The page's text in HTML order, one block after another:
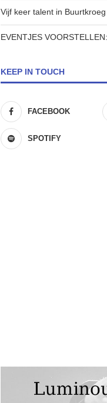
Vijf keer talent in
EVENTJES
KEEP IN TOUCH
FACEBOOK
SPOTIFY